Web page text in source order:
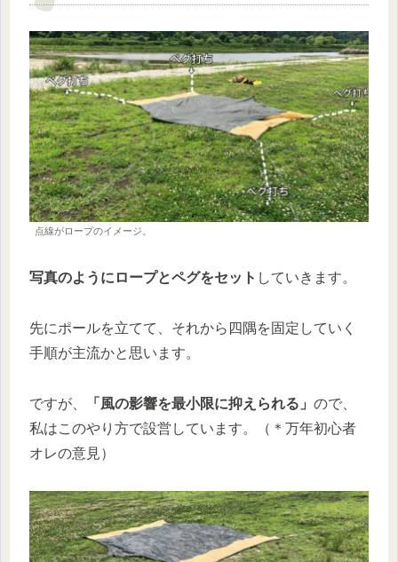
点線がロープのイメージ。
写真のようにロープとペグをセット していきます。
先にポールを立てて、それから四隅を固定していく
手順が主流かと思います。
ですが、 「風の影響を最小限に抑えられる」 ので、
私はこのやり方で設営しています。（＊万年初心者
オレの意見）